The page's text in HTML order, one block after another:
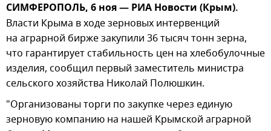
СИМФЕРОПОЛЬ, 6 ноя — РИА Новости (Крым).
Власти Крыма в ходе зерновых интервенций
на аграрной бирже закупили 36 тысяч тонн зерна,
что гарантирует стабильность цен на хлебобулочные
изделия, сообщил первый заместитель министра
сельского хозяйства Николай Полюшкин.
"Организованы торги по закупке через единую
зерновую компанию на нашей Крымской аграрной